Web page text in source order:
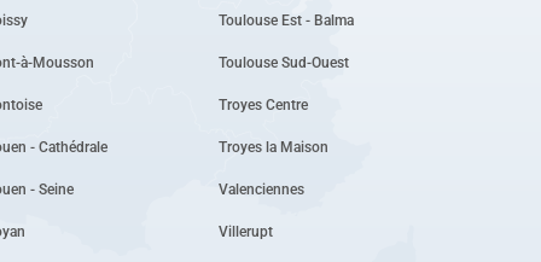
à-Mousson
- Cathédrale
- Seine
Toulouse Est - Balma
Toulouse Sud-Ouest
Troyes Centre
Troyes la Maison
Valenciennes
Villerupt